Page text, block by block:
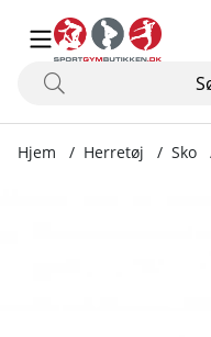
Hjem Herretøj Sko